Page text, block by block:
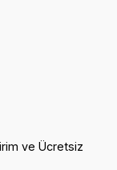
ve Ücretsiz